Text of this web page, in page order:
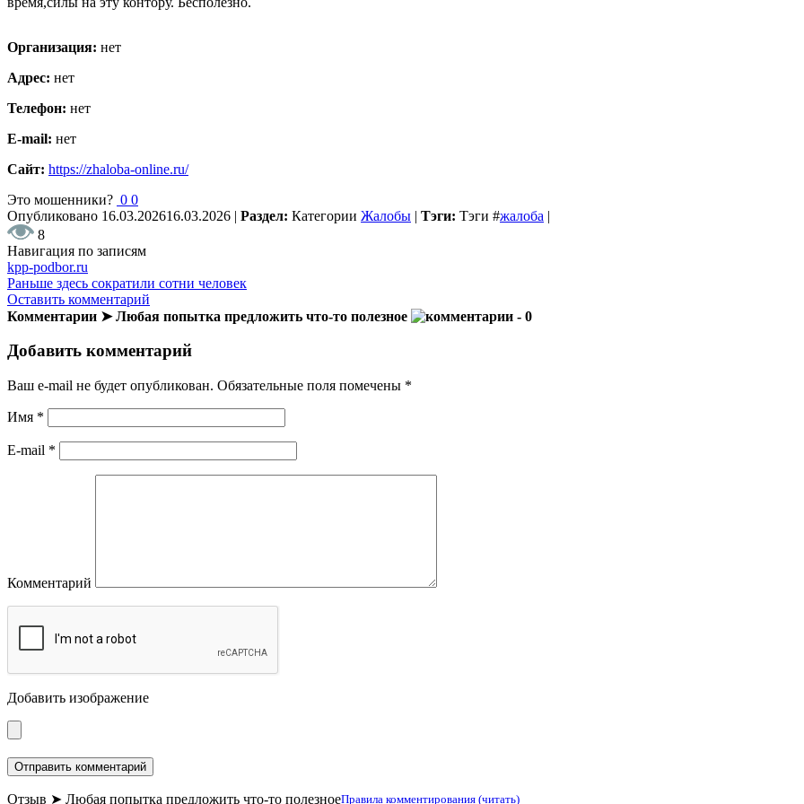
Организация: нет
Адрес: нет
Телефон: нет
E-mail: нет
Сайт: https://zhaloba-online.ru/
Это мошенники? 0 0
Опубликовано 16.03.202616.03.2026 | Раздел: Категории Жалобы | Тэги: Тэги #жалоба |
8
Навигация по записям
kpp-podbor.ru
Раньше здесь сократили сотни человек
Оставить комментарий
Комментарии ➤ Любая попытка предложить что-то полезное
- 0
Добавить комментарий
Ваш e-mail не будет опубликован. Обязательные поля помечены *
Имя *
E-mail *
Комментарий
Добавить изображение
Правила комментирования (читать)
Отзыв ➤ Любая попытка предложить что-то полезное